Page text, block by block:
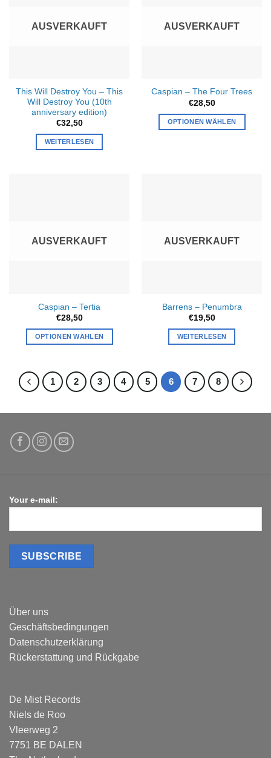
AUSVERKAUFT
This Will Destroy You – This
Will Destroy You (10th
anniversary edition)
€32,50
WEITERLESEN
AUSVERKAUFT
Caspian – The Four Trees
€28,50
OPTIONEN WÄHLEN
AUSVERKAUFT
Caspian – Tertia
€28,50
OPTIONEN WÄHLEN
AUSVERKAUFT
Barrens – Penumbra
€19,50
WEITERLESEN
1 2 3 4 5 6 7 8
Your e-mail:
Über uns
Geschäftsbedingungen
Datenschutzerklärung
Rückerstattung und Rückgabe
De Mist Records
Niels de Roo
Vleerweg 2
7751 BE DALEN